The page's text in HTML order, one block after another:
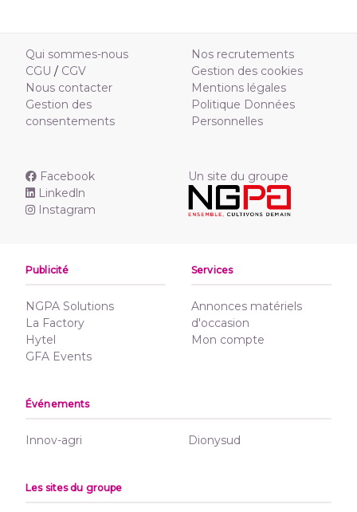
Qui sommes-nous
CGU / CGV
Nous contacter
Gestion des
consentements
Nos recrutements
Gestion des cookies
Mentions légales
Politique Données
Personnelles
Facebook
Linkedln
Instagram
Un site du groupe
Publicité
NGPA Solutions
La Factory
Hytel
GFA Events
Services
Annonces matériels
d'occasion
Mon compte
Événements
Innov-agri Dionysud
Les sites du groupe